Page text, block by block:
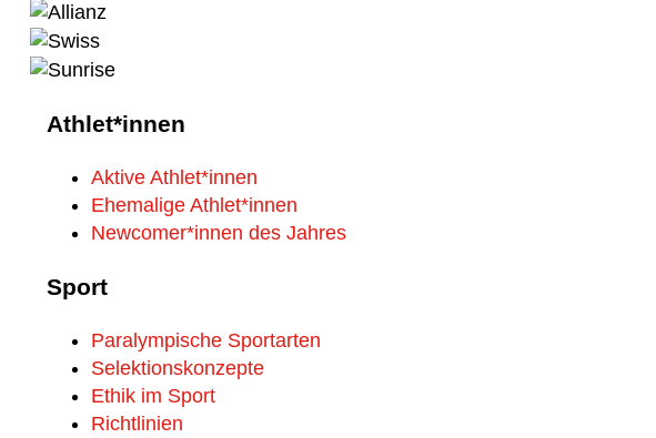
Athlet*innen
Aktive Athlet*innen
Ehemalige Athlet*innen
Newcomer*innen des Jahres
Sport
Paralympische Sportarten
Selektionskonzepte
Ethik im Sport
Richtlinien